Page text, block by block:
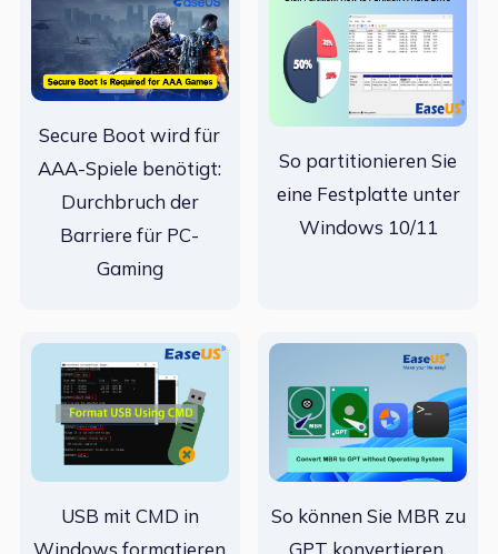
Secure Boot wird für
AAA-Spiele benötigt:
Durchbruch der
Barriere für PC-
Gaming
So partitionieren Sie
eine Festplatte unter
Windows 10/11
USB mit CMD in
Windows formatieren
So können Sie MBR zu
GPT konvertieren.